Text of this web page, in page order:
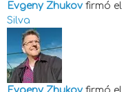
Evgeny Zhukov firmó el
Silva